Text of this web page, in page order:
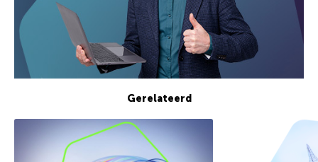
Gerelateerd